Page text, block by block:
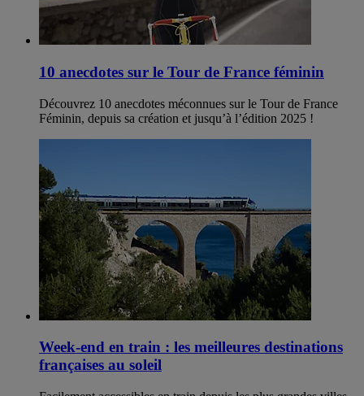
10 anecdotes sur le Tour de France féminin
Découvrez 10 anecdotes méconnues sur le Tour de France
Féminin, depuis sa création et jusqu’à l’édition 2025 !
Week-end en train : les meilleures destinations
françaises au soleil